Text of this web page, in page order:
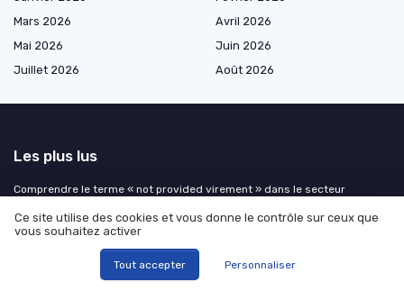
Mars 2026
Avril 2026
Mai 2026
Juin 2026
Juillet 2026
Août 2026
Les plus lus
Comprendre le terme « not provided virement » dans le secteur
Comment réussir la certification AMF avec un pdf de 2000 questions :
Obtenir un crédit en ligne à l'étranger pour les interdits bancaires
Ce site utilise des cookies et vous donne le contrôle sur ceux que
vous souhaitez activer
Tout accepter Personnaliser